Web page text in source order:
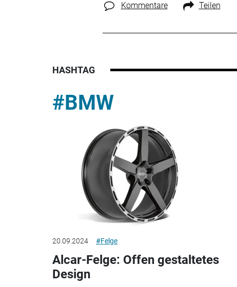
Kommentare Teilen
HASHTAG
#BMW
20.09.2024 #Felge
Alcar-Felge: Offen gestaltetes
Design